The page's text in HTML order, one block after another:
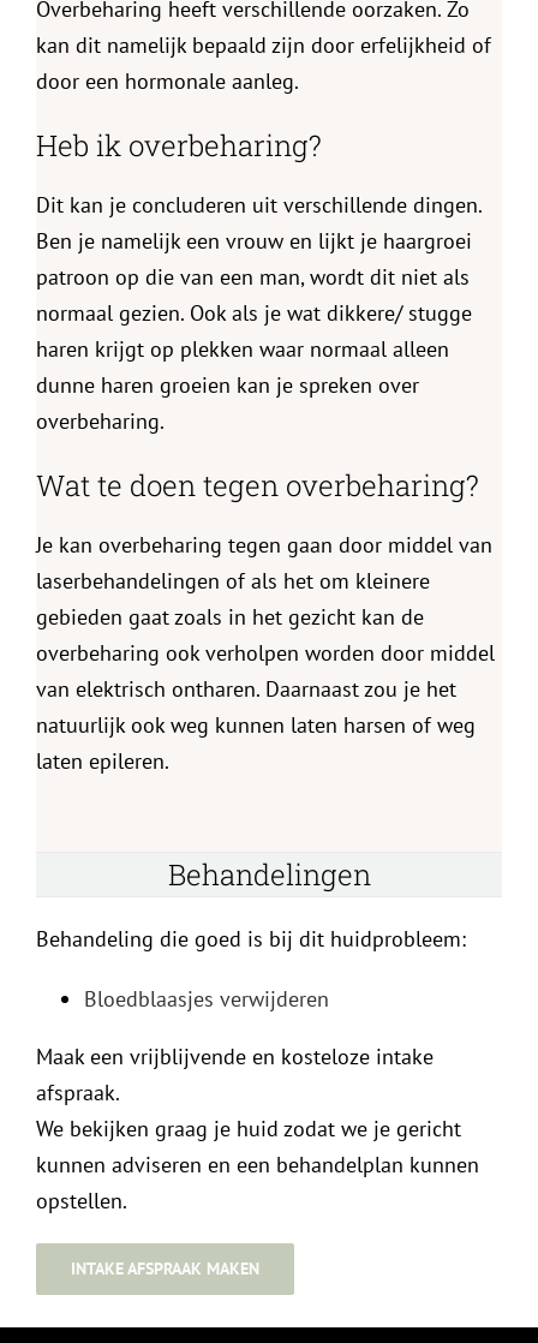
Overbeharing heeft verschillende oorzaken. Zo
kan dit namelijk bepaald zijn door erfelijkheid of
door een hormonale aanleg.
Heb ik overbeharing?
Dit kan je concluderen uit verschillende dingen.
Ben je namelijk een vrouw en lijkt je haargroei
patroon op die van een man, wordt dit niet als
normaal gezien. Ook als je wat dikkere/ stugge
haren krijgt op plekken waar normaal alleen
dunne haren groeien kan je spreken over
overbeharing.
Wat te doen tegen overbeharing?
Je kan overbeharing tegen gaan door middel van
laserbehandelingen of als het om kleinere
gebieden gaat zoals in het gezicht kan de
overbeharing ook verholpen worden door middel
van elektrisch ontharen. Daarnaast zou je het
natuurlijk ook weg kunnen laten harsen of weg
laten epileren.
Behandelingen
Behandeling die goed is bij dit huidprobleem:
Bloedblaasjes verwijderen
Maak een vrijblijvende en kosteloze intake
afspraak.
We bekijken graag je huid zodat we je gericht
kunnen adviseren en een behandelplan kunnen
opstellen.
INTAKE AFSPRAAK MAKEN